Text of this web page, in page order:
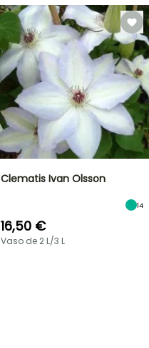
Clematis Ivan Olsson
14
16,50 €
Vaso de 2 L/3 L